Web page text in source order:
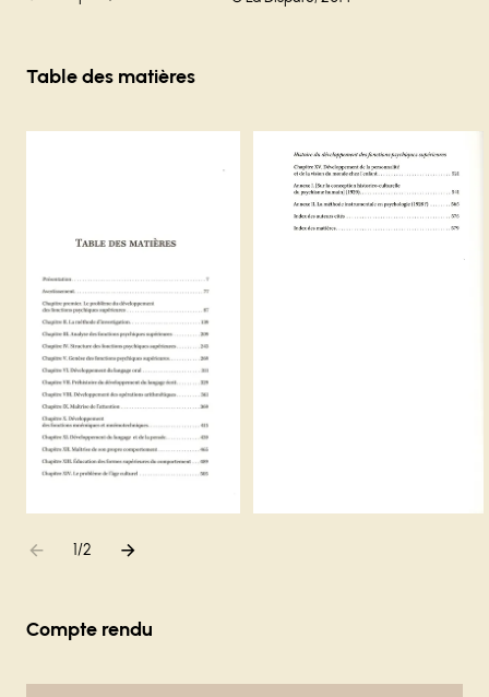
Carrousel 0
Table des matières
Agrandir
Aller à l'élément précédent
1sur
/2
Compte rendu